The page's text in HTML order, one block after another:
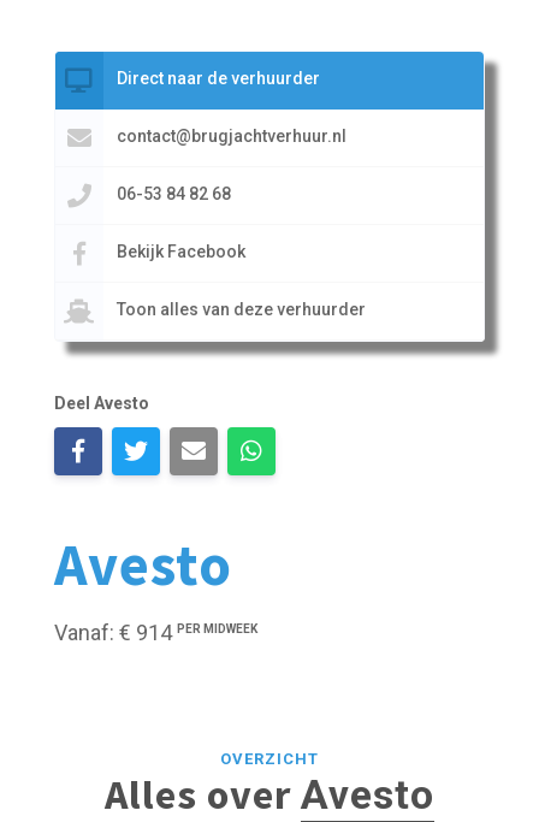
Avesto
Vanaf: € 914 PER MIDWEEK
Direct naar de verhuurder
contact@brugjachtverhuur.nl
06-53 84 82 68
Bekijk Facebook
Toon alles van deze verhuurder
Deel Avesto
OVERZICHT
Alles over Avesto